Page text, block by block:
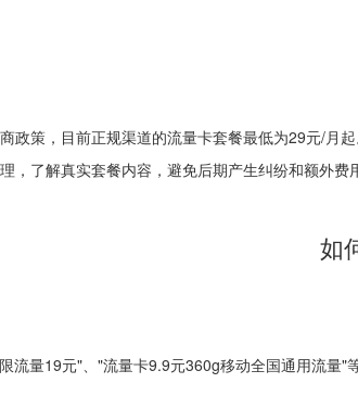
政策，目前正规渠道的流量卡套餐最低为29元/月起
，了解真实套餐内容，避免后期产生纠纷和额外费用
如
流量19元"、"流量卡9.9元360g移动全国通用流量"